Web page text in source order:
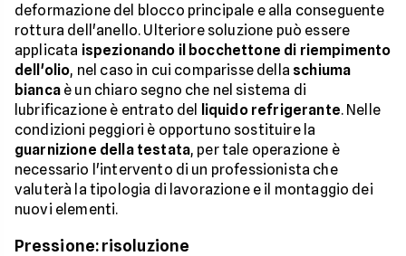
deformazione del blocco principale e alla conseguente
rottura dell'anello. Ulteriore soluzione può essere
applicata ispezionando il bocchettone di riempimento
dell'olio, nel caso in cui comparisse della schiuma
biancaè un chiaro segno che nel sistema di
lubrificazione è entrato del
liquido refrigerante. Nelle
condizioni peggiori è opportuno sostituire la
guarnizione della testata, per tale operazione è
necessario l'intervento di un professionista che
valuterà la tipologia di lavorazione e il montaggio dei
nuovi elementi.
Pressione: risoluzione